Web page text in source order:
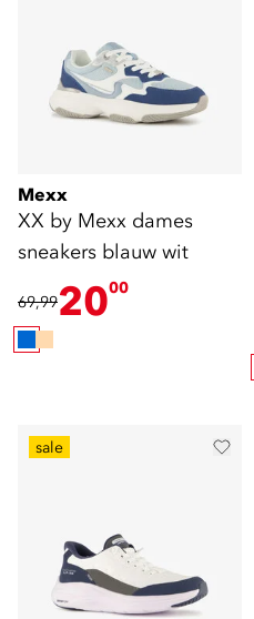
Mexx
XX by Mexx dames
sneakers blauw wit
69,992000
sale